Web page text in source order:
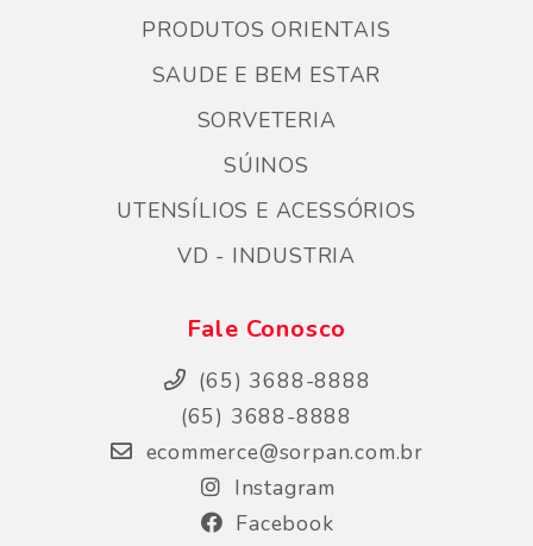
PRODUTOS ORIENTAIS
SAUDE E BEM ESTAR
SORVETERIA
SÚINOS
UTENSÍLIOS E ACESSÓRIOS
VD - INDUSTRIA
Fale Conosco
(65) 3688-8888
(65) 3688-8888
ecommerce@sorpan.com.br
Instagram
Facebook